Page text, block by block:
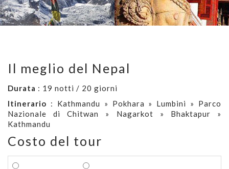
Il meglio del Nepal
Durata : 19 notti / 20 giorni
Itinerario : Kathmandu » Pokhara » Lumbini » Parco
Nazionale di Chitwan » Nagarkot » Bhaktapur »
Kathmandu
Costo del tour